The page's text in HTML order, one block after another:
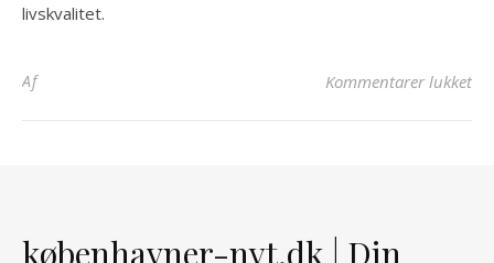
livskvalitet.
Af Kommentarer lukkettil
københavner-nyt.dk | Din